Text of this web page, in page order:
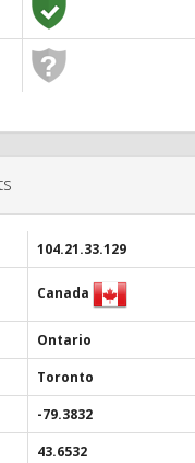
104.21.33.129
Canada
Ontario
Toronto
-79.3832
43.6532